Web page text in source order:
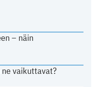
– näin
vaikuttavat?